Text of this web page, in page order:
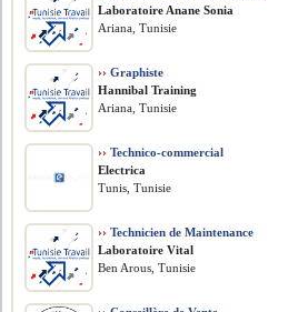
Laboratoire Anane Sonia
Ariana, Tunisie
›› Graphiste
Hannibal Training
Ariana, Tunisie
›› Technico-commercial
Electrica
Tunis, Tunisie
›› Technicien de Maintenance
Laboratoire Vital
Ben Arous, Tunisie